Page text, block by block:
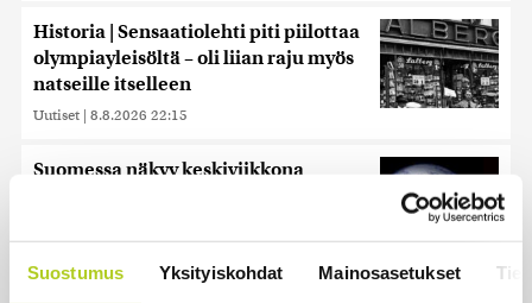
Suostumus Yksityiskohdat Mainosasetukset
Historia | Sensaatiolehti piti piilottaa
olympiayleisöltä – oli liian raju myös
natseille itselleen
Uutiset | 8.8.2026 22:15
Suomessa näkyy keskiviikkona
Reuters: Ukraina on tuhonnut yli